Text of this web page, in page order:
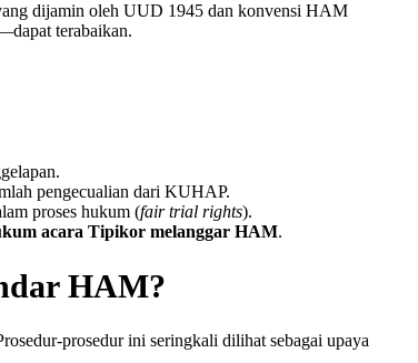
dijamin oleh UUD 1945 dan konvensi HAM
terabaikan.
pengecualian dari KUHAP.
proses hukum (fair trial rights).
acara Tipikor melanggar HAM.
HAM?
prosedur ini seringkali dilihat sebagai upaya